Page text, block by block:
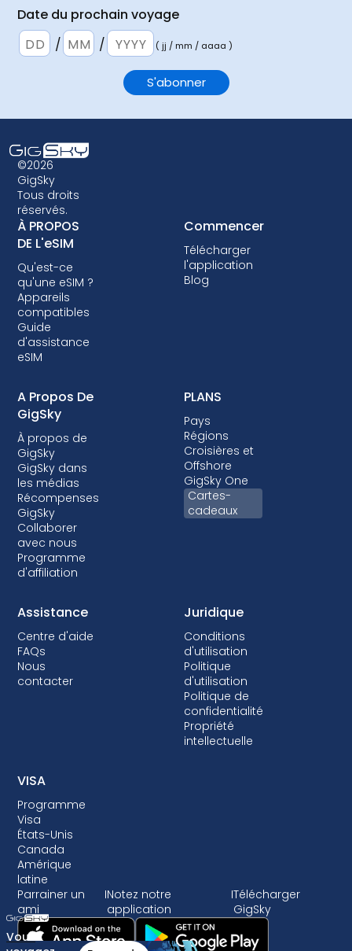
Date du prochain voyage
/
/ ( jj / mm / aaaa )
©2026
GigSky
Tous droits
réservés.
À PROPOS
DE L'eSIM
Qu'est-ce
qu'une eSIM ?
Appareils
compatibles
Guide
d'assistance
eSIM
Commencer
Télécharger
l'application
Blog
A Propos De
GigSky
À propos de
GigSky
GigSky dans
les médias
Récompenses
GigSky
Collaborer
avec nous
Programme
d'affiliation
PLANS
Pays
Régions
Croisières et
Offshore
GigSky One
Cartes-
cadeaux
Assistance
Centre d'aide
FAQs
Nous
contacter
Juridique
Conditions
d'utilisation
Politique
d'utilisation
Politique de
confidentialité
Propriété
intellectuelle
VISA
Programme
Visa
États-Unis
Canada
Amérique
latine
Parrainer un
ami
INotez notre
application
ITélécharger
GigSky
Vous